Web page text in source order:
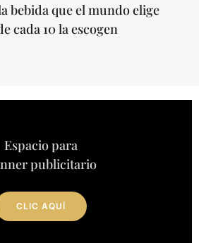
bebida que el mundo elige
cada 10 la escogen
Espacio para
publicitario
CLIC AQUÍ